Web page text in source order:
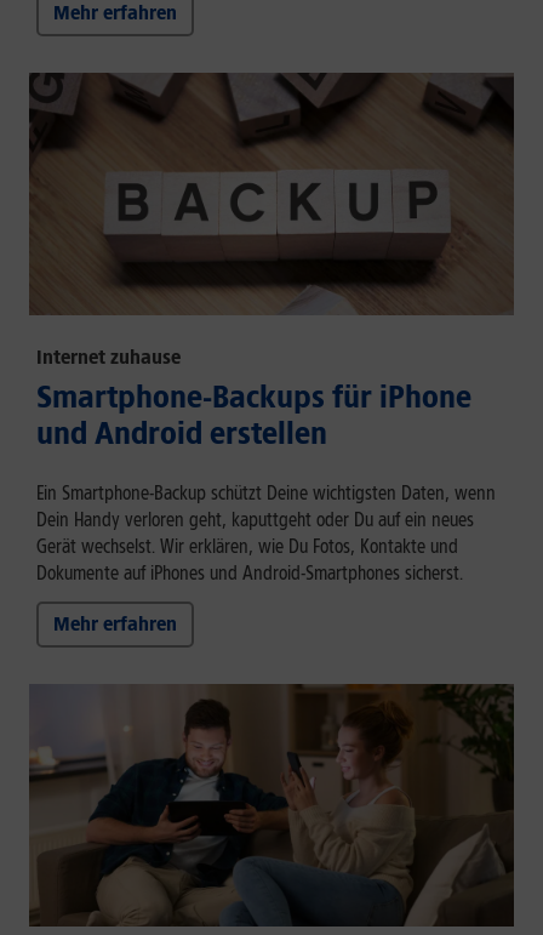
Mehr erfahren
Internet zuhause
Smartphone-Backups für iPhone
und Android erstellen
Ein Smartphone-Backup schützt Deine wichtigsten Daten, wenn
Dein Handy verloren geht, kaputtgeht oder Du auf ein neues
Gerät wechselst. Wir erklären, wie Du Fotos, Kontakte und
Dokumente auf iPhones und Android-Smartphones sicherst.
Mehr erfahren